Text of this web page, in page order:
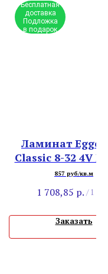
Бесплатная
доставка
Подложка
в подарок
Ламинат Egger
Classic 8-32 4V
Дуб Ньюбери
857 руб/кв.м
1 708,85 р. / 1
Заказать